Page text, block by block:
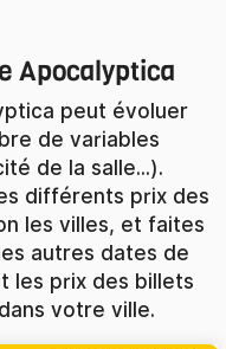
Apocalyptica
peut évoluer
de variables
de la salle...).
différents prix des
les villes, et faites
autres dates de
les prix des billets
votre ville.